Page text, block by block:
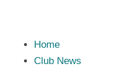
Home
Club News